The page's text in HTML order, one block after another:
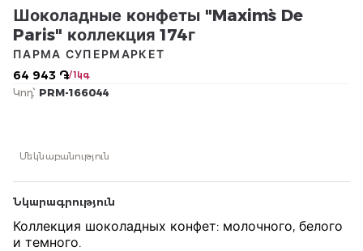
Шоколадные конфеты "Maxim`s De
Paris" коллекция 174г
64 943 ֏/ 1կգ
ПАРМА СУПЕРМАРКЕТ
Կոդ՝ PRM-166044
Մեկնաբանություն
Նկարագրություն
Коллекция шоколадных конфет: молочного, белого
и темного.